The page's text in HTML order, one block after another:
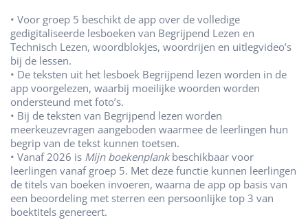
• Voor groep 5 beschikt de app over de volledige
gedigitaliseerde lesboeken van Begrijpend Lezen en
Technisch Lezen, woordblokjes, woordrijen en uitlegvideo’s
bij de lessen.
• De teksten uit het lesboek Begrijpend lezen worden in de
app voorgelezen, waarbij moeilijke woorden worden
ondersteund met foto’s.
• Bij de teksten van Begrijpend lezen worden
meerkeuzevragen aangeboden waarmee de leerlingen hun
begrip van de tekst kunnen toetsen.
• Vanaf 2026 is Mijn boekenplankbeschikbaar voor
leerlingen vanaf groep 5. Met deze functie kunnen leerlingen
de titels van boeken invoeren, waarna de app op basis van
een beoordeling met sterren een persoonlijke top 3 van
boektitels genereert.